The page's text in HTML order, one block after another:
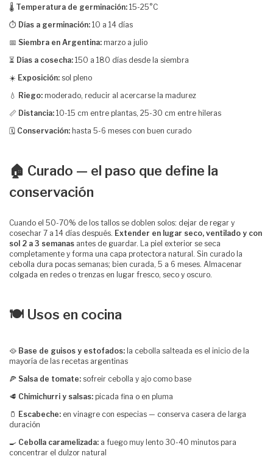
🌡️ Temperatura de germinación: 15-25°C
⏱️ Días a germinación: 10 a 14 días
📅 Siembra en Argentina: marzo a julio
⏳ Días a cosecha: 150 a 180 días desde la siembra
☀️ Exposición: sol pleno
💧 Riego: moderado, reducir al acercarse la madurez
📏 Distancia: 10-15 cm entre plantas, 25-30 cm entre hileras
🗓️ Conservación: hasta 5-6 meses con buen curado
🏠 Curado — el paso que define la
conservación
Cuando el 50-70% de los tallos se doblen solos: dejar de regar y
cosechar 7 a 14 días después. Extender en lugar seco, ventilado y con
sol 2 a 3 semanas antes de guardar. La piel exterior se seca
completamente y forma una capa protectora natural. Sin curado la
cebolla dura pocas semanas; bien curada, 5 a 6 meses. Almacenar
colgada en redes o trenzas en lugar fresco, seco y oscuro.
🍽️ Usos en cocina
🥘 Base de guisos y estofados: la cebolla salteada es el inicio de la
mayoría de las recetas argentinas
🍕 Salsa de tomate: sofreir cebolla y ajo como base
🥩 Chimichurri y salsas: picada fina o en pluma
🫙 Escabeche: en vinagre con especias — conserva casera de larga
duración
🍳 Cebolla caramelizada: a fuego muy lento 30-40 minutos para
concentrar el dulzor natural